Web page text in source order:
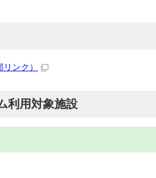
リンク）
利用対象施設